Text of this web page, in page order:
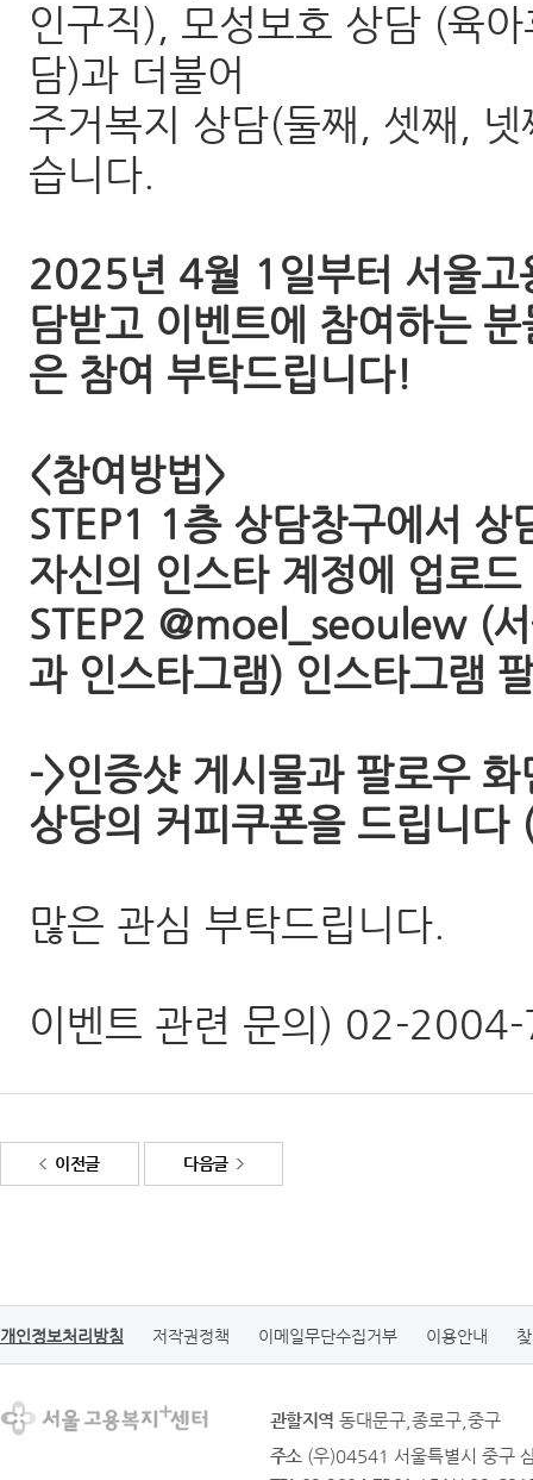
인구직), 모성보호 상담 (육
담)과 더불어
주거복지 상담(둘째, 셋째,
습니다.
2025년 4월 1일부터 서울고
담받고 이벤트에 참여하는
은 참여 부탁드립니다!
<참여방법>
STEP1 1층 상담창구에서
자신의 인스타 계정에 업로드
STEP2 @moel_seoulew (
과 인스타그램) 인스타그램
->인증샷 게시물과 팔로우
상당의 커피쿠폰을 드립니
많은 관심 부탁드립니다.
이벤트 관련 문의) 02-
이전글 다음글
개인정보처리방침 저작권정책 이메일무단수집거부 이용안내
관할지역 동대문구,종로구,중구
주소 (우)04541 서울특별시 중구